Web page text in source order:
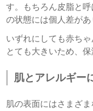
す。もちろん皮脂と
の状態には個人差があ
いずれにしても赤ち
とても大きいため、
肌とアレルギー
肌の表面にはさまざ